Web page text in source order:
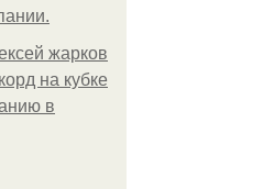
жарков
на кубке
в